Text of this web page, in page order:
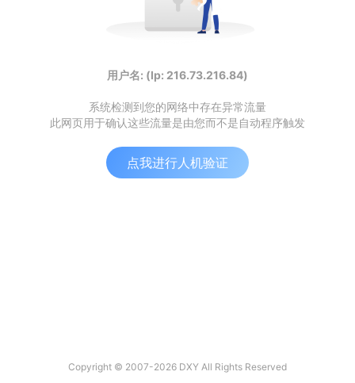
用户名: (Ip: 216.73.216.84)
系统检测到您的网络中存在异常流量
此网页用于确认这些流量是由您而不是自动程序触发
点我进行人机验证
Copyright © 2007-2026 DXY All Rights Reserved